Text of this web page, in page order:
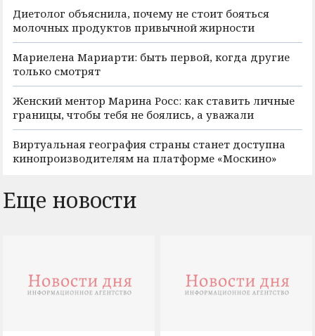
Диетолог объяснила, почему не стоит бояться
молочных продуктов привычной жирности
Мариелена Мариарти: быть первой, когда другие
только смотрят
Женский ментор Марина Росс: как ставить личные
границы, чтобы тебя не боялись, а уважали
Виртуальная география страны станет доступна
кинопроизводителям на платформе «Москино»
Еще новости